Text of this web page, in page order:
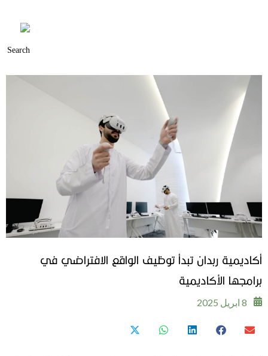
أكاديمية ربدان تبدأ توظيف الواقع الافتراضي في
برامجها الأكاديمية
8 ابريل 2025